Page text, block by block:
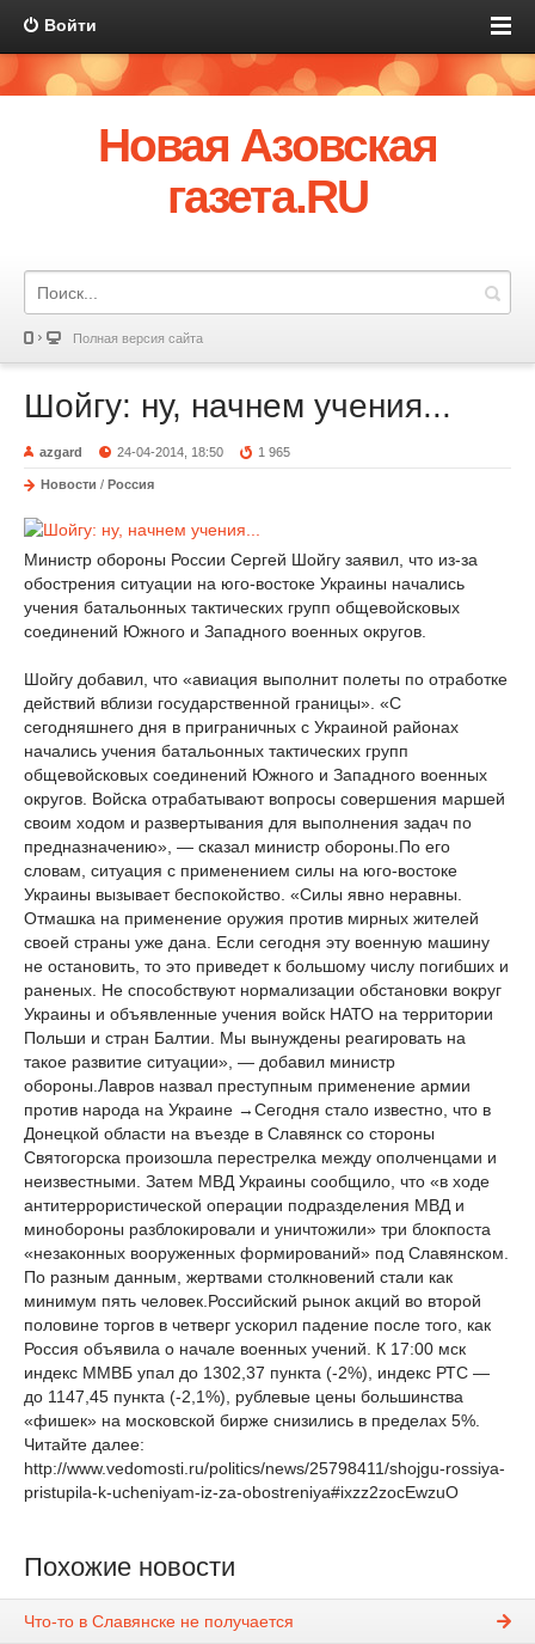
Войти
Новая Азовская
газета.RU
Полная версия сайта
Шойгу: ну, начнем учения...
azgard 24-04-2014, 18:50 1 965
Новости / Россия
Министр обороны России Сергей Шойгу заявил, что из-за
обострения ситуации на юго-востоке Украины начались
учения батальонных тактических групп общевойсковых
соединений Южного и Западного военных округов.
Шойгу добавил, что «авиация выполнит полеты по отработке
действий вблизи государственной границы». «С
сегодняшнего дня в приграничных с Украиной районах
начались учения батальонных тактических групп
общевойсковых соединений Южного и Западного военных
округов. Войска отрабатывают вопросы совершения маршей
своим ходом и развертывания для выполнения задач по
предназначению», — сказал министр обороны.По его
словам, ситуация с применением силы на юго-востоке
Украины вызывает беспокойство. «Силы явно неравны.
Отмашка на применение оружия против мирных жителей
своей страны уже дана. Если сегодня эту военную машину
не остановить, то это приведет к большому числу погибших и
раненых. Не способствуют нормализации обстановки вокруг
Украины и объявленные учения войск НАТО на территории
Польши и стран Балтии. Мы вынуждены реагировать на
такое развитие ситуации», — добавил министр
обороны.Лавров назвал преступным применение армии
против народа на Украине →Сегодня стало известно, что в
Донецкой области на въезде в Славянск со стороны
Святогорска произошла перестрелка между ополченцами и
неизвестными. Затем МВД Украины сообщило, что «в ходе
антитеррористической операции подразделения МВД и
минобороны разблокировали и уничтожили» три блокпоста
«незаконных вооруженных формирований» под Славянском.
По разным данным, жертвами столкновений стали как
минимум пять человек.Российский рынок акций во второй
половине торгов в четверг ускорил падение после того, как
Россия объявила о начале военных учений. К 17:00 мск
индекс ММВБ упал до 1302,37 пункта (-2%), индекс РТС —
до 1147,45 пункта (-2,1%), рублевые цены большинства
«фишек» на московской бирже снизились в пределах 5%.
Читайте далее:
http://www.vedomosti.ru/politics/news/25798411/shojgu-rossiya-
pristupila-k-ucheniyam-iz-za-obostreniya#ixzz2zocEwzuO
Похожие новости
Что-то в Славянске не получается